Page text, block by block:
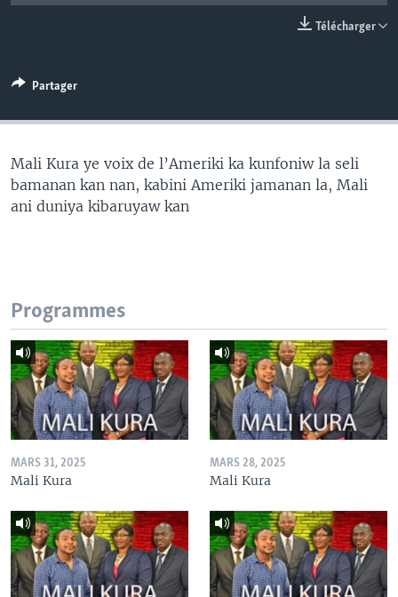
Télécharger
Partager
Mali Kura ye voix de l’Ameriki ka kunfoniw la seli
bamanan kan nan, kabini Ameriki jamanan la, Mali
ani duniya kibaruyaw kan
Programmes
MARS 31, 2025
Mali Kura
MARS 28, 2025
Mali Kura